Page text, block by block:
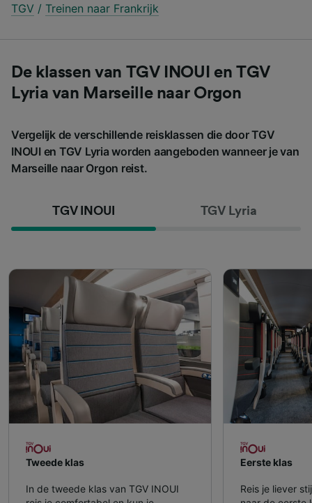
TGV / Treinen naar Frankrijk
De klassen van TGV INOUI en TGV
Lyria van Marseille naar Orgon
Vergelijk de verschillende reisklassen die door TGV
INOUI en TGV Lyria worden aangeboden wanneer je van
Marseille naar Orgon reist.
TGV INOUI TGV Lyria
Tweede klas
In de tweede klas van TGV INOUI
Eerste klas
Reis je liever